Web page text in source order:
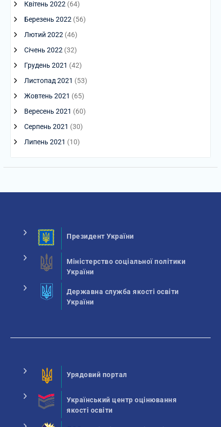
Квітень 2022(64)
Березень 2022(56)
Лютий 2022(46)
Січень 2022(32)
Грудень 2021 (42)
Листопад 2021 (53)
Жовтень 2021 (65)
Вересень 2021 (60)
Серпень 2021 (30)
Липень 2021 (10)
Президент України
Міністерство соціальної політики
України
Державна служба якості освіти
України
Урядовий портал
Український центр оцінювання
якості освіти